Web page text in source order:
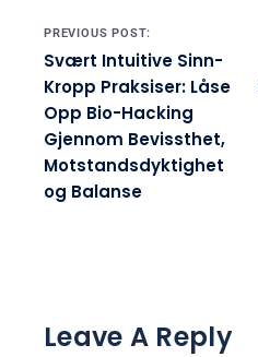
Post navigation
PREVIOUS POST:
Svært Intuitive Sinn-
Kropp Praksiser: Låse
Opp Bio-Hacking
Gjennom Bevissthet,
Motstandsdyktighet
og Balanse
Leave A Reply